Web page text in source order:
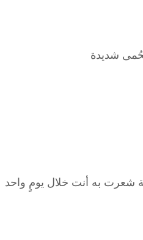
شديدة
شعرت به أنت خلال يومٍ واحد